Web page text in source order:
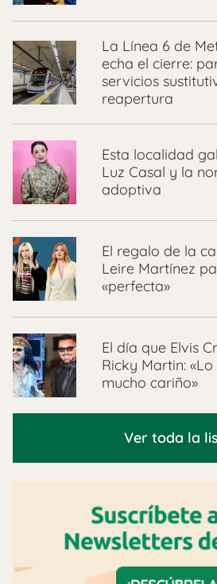
La Línea 6 de
echa el cierre:
servicios
reapertura
Esta localidad
Luz Casal y la
adoptiva
El regalo de la
Leire Martínez
«perfecta»
El día que Elvis
Ricky Martin:
mucho cariño»
Ver toda la